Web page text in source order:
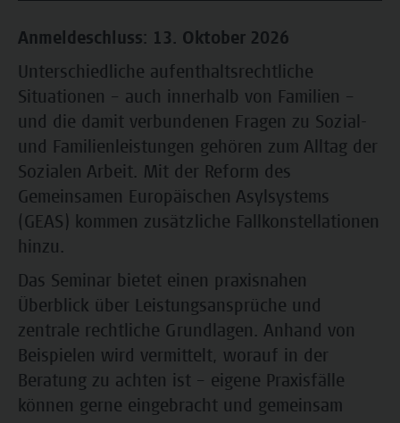
Anmeldeschluss: 13. Oktober 2026
Unterschiedliche aufenthaltsrechtliche
Situationen – auch innerhalb von Familien –
und die damit verbundenen Fragen zu Sozial-
und Familienleistungen gehören zum Alltag der
Sozialen Arbeit. Mit der Reform des
Gemeinsamen Europäischen Asylsystems
(GEAS) kommen zusätzliche Fallkonstellationen
hinzu.
Das Seminar bietet einen praxisnahen
Überblick über Leistungsansprüche und
zentrale rechtliche Grundlagen. Anhand von
Beispielen wird vermittelt, worauf in der
Beratung zu achten ist – eigene Praxisfälle
können gerne eingebracht und gemeinsam